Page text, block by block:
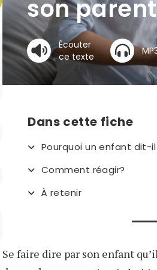
son parent
Écouter
ce texte
Dans cette fiche
Pourquoi un enfant dit-il
Comment réagir?
À retenir
Se faire dire par son enfant